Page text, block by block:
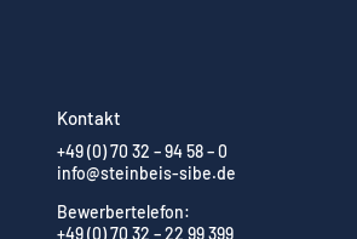
Kontakt
+49 (0) 70 32 – 94 58 – 0
info@steinbeis-sibe.de
Bewerbertelefon:
+49 (0) 70 32 – 22 99 399